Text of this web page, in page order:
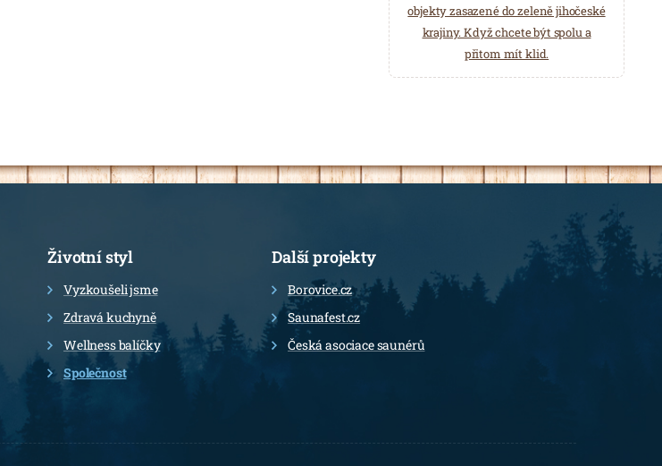
objekty zasazené do zeleně jihočeské
krajiny. Když chcete být spolu a
přitom mít klid.
Životní styl
Vyzkoušeli jsme
Zdravá kuchyně
Wellness balíčky
Společnost
Další projekty
Borovice.cz
Saunafest.cz
Česká asociace saunérů